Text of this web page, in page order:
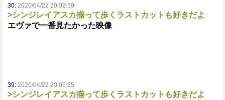
30: 2020/04/22 20:02:59
>シンジレイアスカ揃って歩くラストカットも好きだよ
エヴァで一番見たかった映像
39: 2020/04/22 20:06:35
>シンジレイアスカ揃って歩くラストカットも好きだよ